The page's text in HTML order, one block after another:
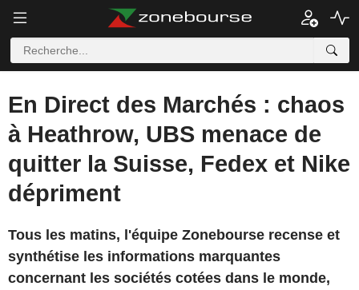
En Direct des Marchés : chaos
à Heathrow, UBS menace de
quitter la Suisse, Fedex et Nike
dépriment
Tous les matins, l'équipe Zonebourse recense et
synthétise les informations marquantes
concernant les sociétés cotées dans le monde,